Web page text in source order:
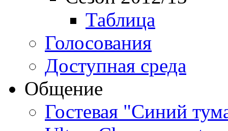
Таблица
Голосования
Доступная среда
Общение
Гостевая "Синий